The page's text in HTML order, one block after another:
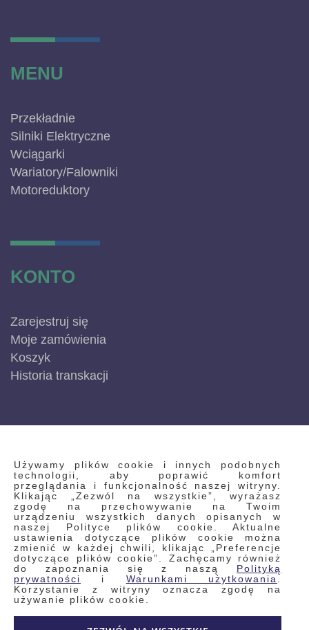
Używamy plików cookie i innych podobnych
technologii, aby poprawić komfort
przeglądania i funkcjonalność naszej witryny.
Klikając „Zezwól na wszystkie”, wyrażasz
zgodę na przechowywanie na Twoim
urządzeniu wszystkich danych opisanych w
naszej Polityce plików cookie. Aktualne
ustawienia dotyczące plików cookie można
zmienić w każdej chwili, klikając „Preferencje
dotyczące plików cookie”. Zachęcamy również
do zapoznania się z naszą Polityką
prywatności
i Warunkami użytkowania
Korzystanie z witryny oznacza zgodę na
używanie plików cookie.
MENU
Przekładnie
Silniki Elektryczne
Wciągarki
Wariatory/Falowniki
Motoreduktory
KONTO
Zarejestruj się
Moje zamówienia
Koszyk
Historia transkacji
INFORMACJE
Regulamin
Polityka prywatności i pliki cookie
Wyszukiwane frazy
Wyszukiwanie zaawansowane
Zamówienia
Skontaktuj się z nami
Odstąp od umowy